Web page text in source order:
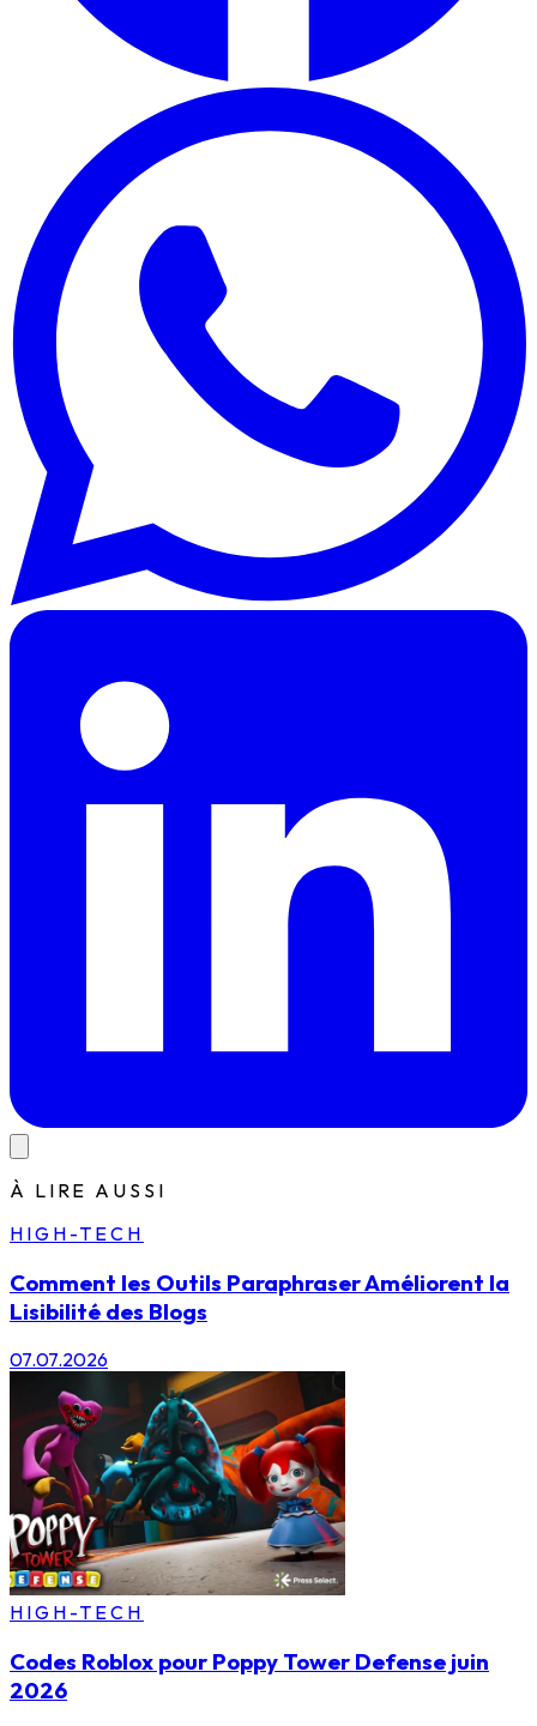
À LIRE AUSSI
HIGH-TECH
Comment les Outils Paraphraser Améliorent la
Lisibilité des Blogs
07.07.2026
HIGH-TECH
Codes Roblox pour Poppy Tower Defense juin
2026